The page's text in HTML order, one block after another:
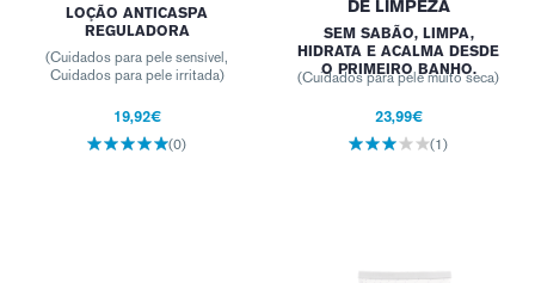
LOÇÃO ANTICASPA
REGULADORA
(Cuidados para pele sensível,
Cuidados para pele irritada)
19,92€
(0)
DE LIMPEZA
SEM SABÃO, LIMPA,
HIDRATA E ACALMA DESDE
O PRIMEIRO BANHO.
(Cuidados para pele muito seca)
23,99€
(1)